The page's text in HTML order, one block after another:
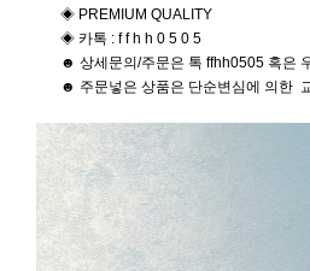
◈ PREMIUM QUALITY
◈ 카톡 : f f h h 0 5 0 5
☻ 상세문의/주문은 톡 ffhh0505 혹은
☻ 주문넣은 상품은 단순변심에 의한